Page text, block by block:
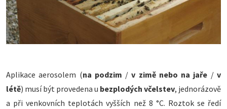
Aplikace aerosolem (na podzim / v zimě nebo na jaře /v
létě) musí být provedena u bezplodých včelstev, jednorázově
a při venkovních teplotách vyšších než 8 °C. Roztok se ředí